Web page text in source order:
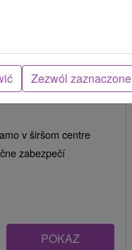
v širšom centre
zabezpečí
POKAZ
Zezwól zaznaczone